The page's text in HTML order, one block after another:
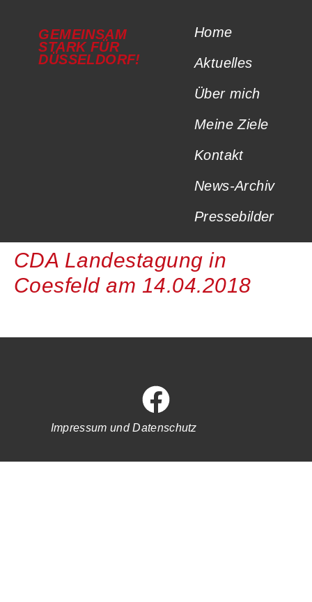
GEMEINSAM
STARK FÜR
DÜSSELDORF!
Home
Aktuelles
Über mich
Meine Ziele
Kontakt
News-Archiv
Pressebilder
CDA Landestagung in
Coesfeld am 14.04.2018
Impressum und Datenschutz